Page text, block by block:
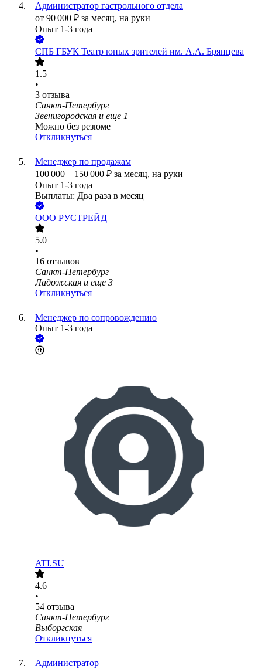
Администратор гастрольного отдела
от 90 000 ₽ за месяц, на руки
Опыт 1-3 года
СПБ ГБУК Театр юных зрителей им. А.А. Брянцева
1.5
•
3 отзыва
Санкт-Петербург
Звенигородская и еще 1
Можно без резюме
Откликнуться
Менеджер по продажам
100 000 – 150 000 ₽ за месяц, на руки
Опыт 1-3 года
Выплаты: Два раза в месяц
ООО РУСТРЕЙД
5.0
•
16 отзывов
Санкт-Петербург
Ладожская и еще 3
Откликнуться
Менеджер по сопровождению
Опыт 1-3 года
ATI.SU
4.6
•
54 отзыва
Санкт-Петербург
Выборгская
Откликнуться
Администратор